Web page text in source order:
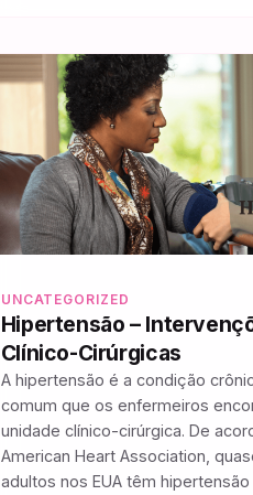
UNCATEGORIZED
Hipertensão –
Clínico-Cirúrgicas
A hipertensão é a condição
comum que os enfermeiros
unidade clínico-cirúrgica. De
American Heart Association,
adultos nos EUA têm